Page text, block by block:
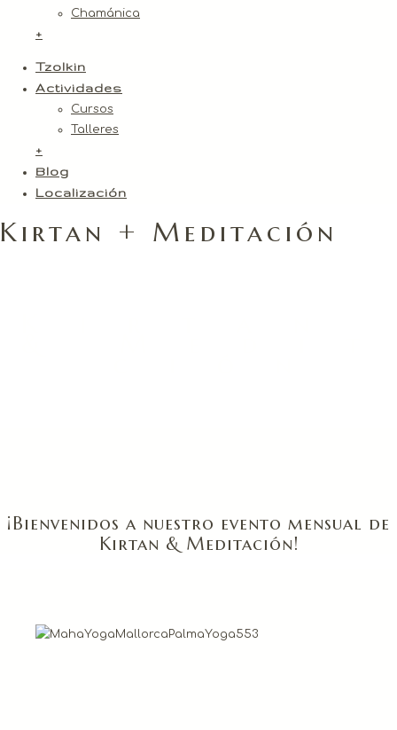
Chamánica
+
Tzolkin
Actividades
Cursos
Talleres
+
Blog
Localización
Kirtan + Meditación
¡Bienvenidos a nuestro evento mensual de
Kirtan & Meditación!